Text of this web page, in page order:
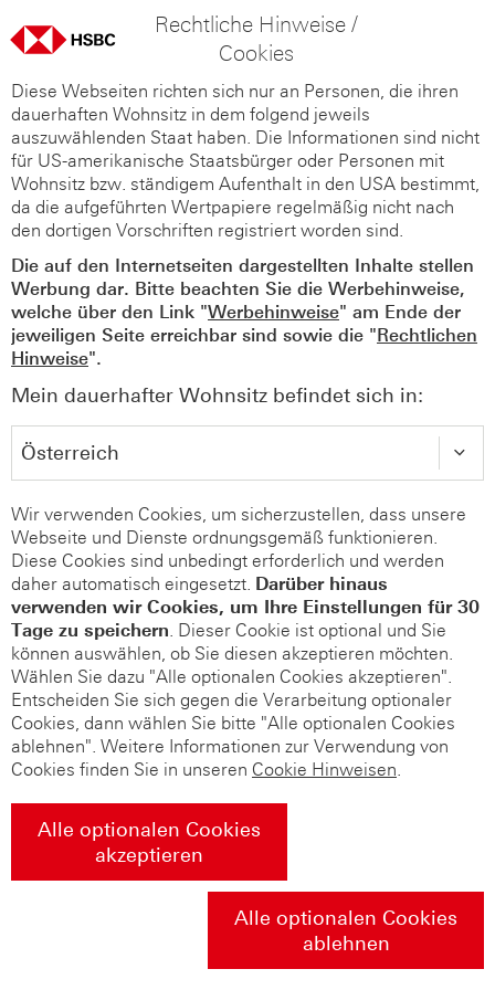
Rechtliche Hinweise /
Cookies
Diese Webseiten richten sich nur an Personen, die ihren
dauerhaften Wohnsitz in dem folgend jeweils
auszuwählenden Staat haben. Die Informationen sind nicht
für US-amerikanische Staatsbürger oder Personen mit
Wohnsitz bzw. ständigem Aufenthalt in den USA bestimmt,
da die aufgeführten Wertpapiere regelmäßig nicht nach
den dortigen Vorschriften registriert worden sind.
Die auf den Internetseiten dargestellten Inhalte stellen
Werbung dar. Bitte beachten Sie die Werbehinweise,
welche über den Link "Werbehinweise" am Ende der
jeweiligen Seite erreichbar sind sowie die "Rechtlichen
Hinweise".
Mein dauerhafter Wohnsitz befindet sich in:
Wir verwenden Cookies, um sicherzustellen, dass unsere
Webseite und Dienste ordnungsgemäß funktionieren.
Diese Cookies sind unbedingt erforderlich und werden
daher automatisch eingesetzt. Darüber hinaus
verwenden wir Cookies, um Ihre Einstellungen für 30
Tage zu speichern. Dieser Cookie ist optional und Sie
können auswählen, ob Sie diesen akzeptieren möchten.
Wählen Sie dazu "Alle optionalen Cookies akzeptieren".
Entscheiden Sie sich gegen die Verarbeitung optionaler
Cookies, dann wählen Sie bitte "Alle optionalen Cookies
ablehnen". Weitere Informationen zur Verwendung von
Cookies finden Sie in unseren Cookie Hinweisen.
Alle optionalen Cookies
akzeptieren
Alle optionalen Cookies
ablehnen